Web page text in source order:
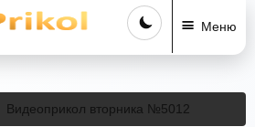
Меню
вторника №5012